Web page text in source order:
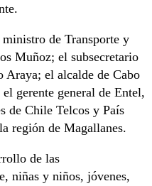
de Transporte y
Muñoz; el subsecretario
Araya; el alcalde de Cabo
gerente general de Entel,
de Chile Telcos y País
región de Magallanes.
de las
niñas y niños, jóvenes,